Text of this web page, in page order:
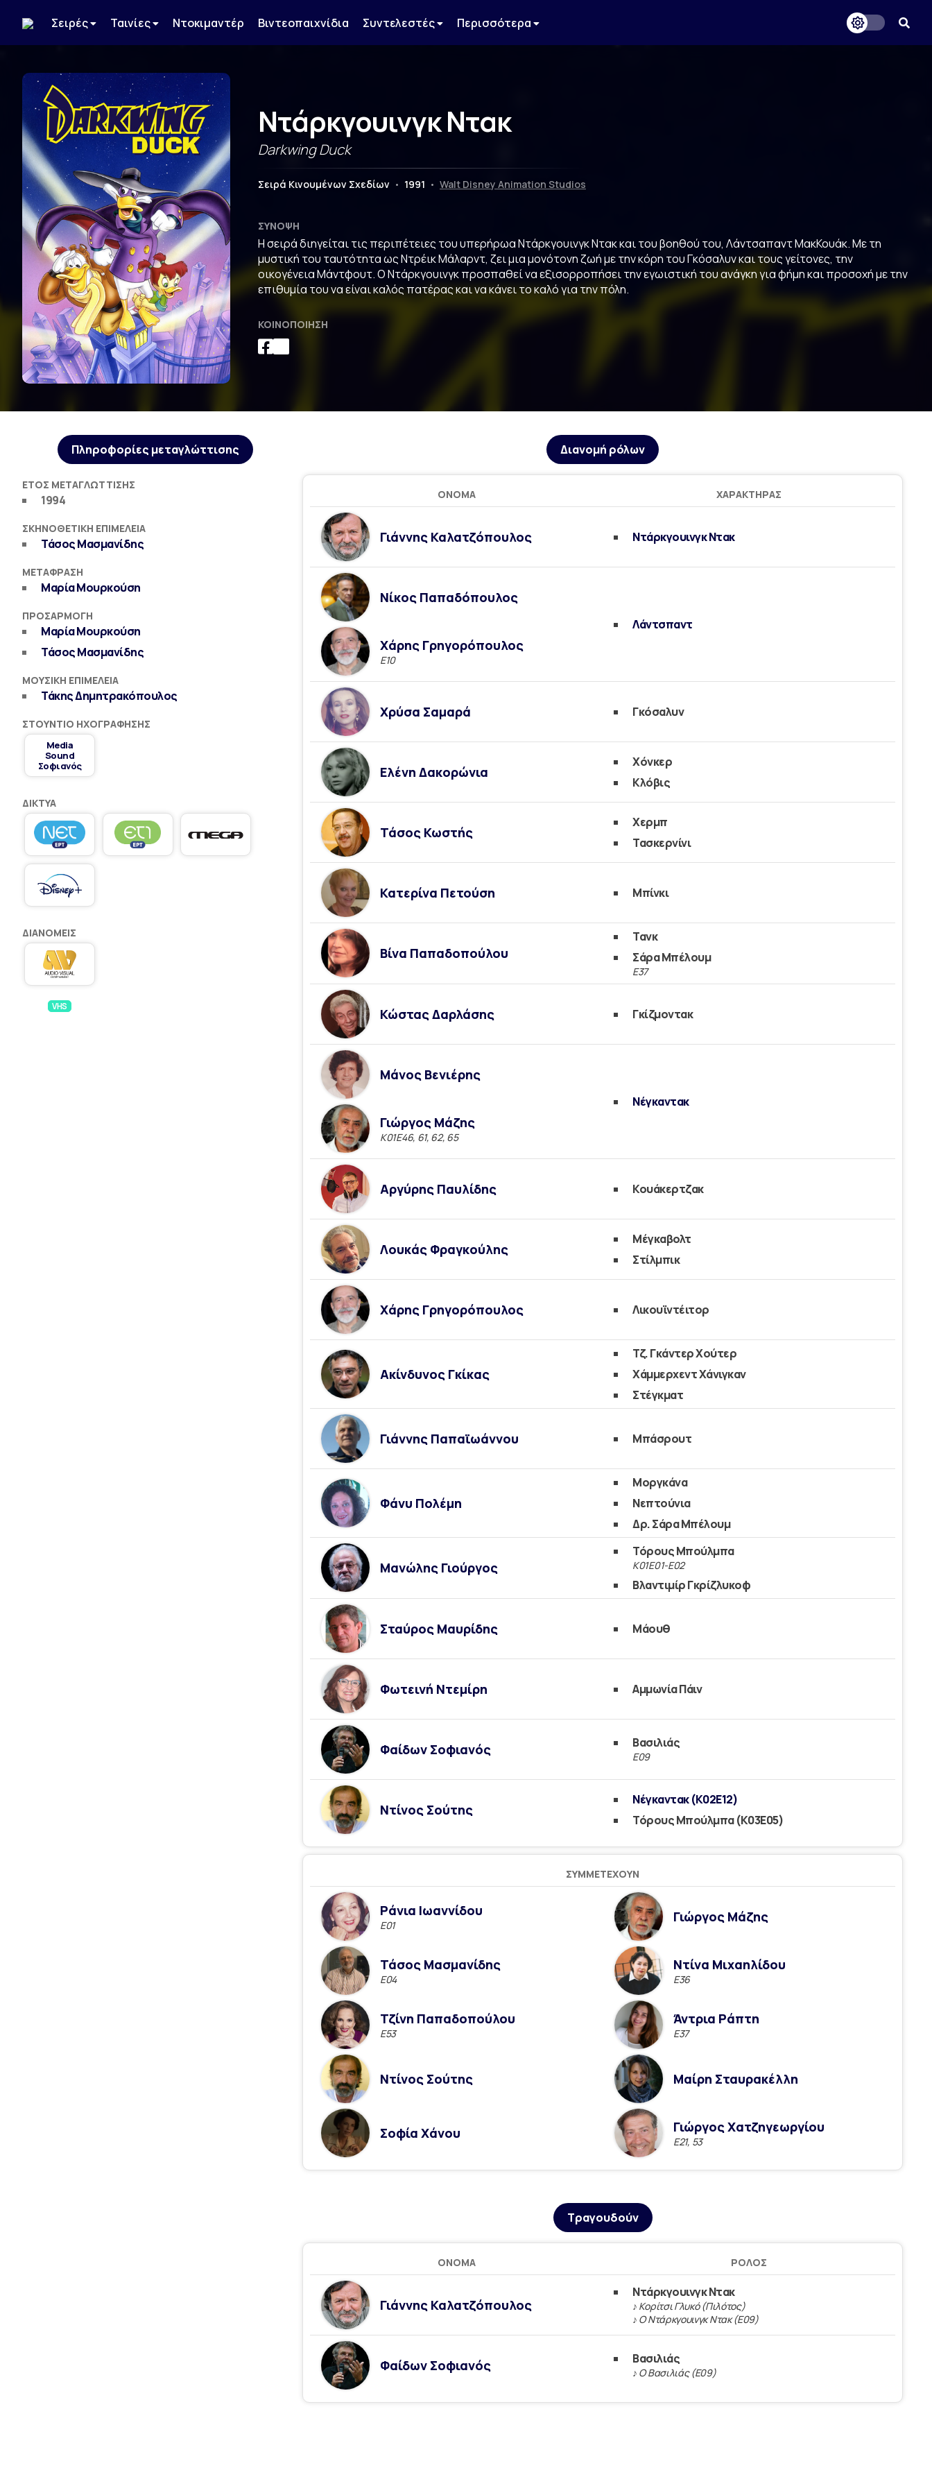
Σειρές Ταινίες Ντοκιμαντέρ Βιντεοπαιχνίδια Συντελεστές Περισσότερα
Ντάρκγουινγκ Ντακ
Darkwing Duck
Σειρά Κινουμένων Σχεδίων • 1991 • Walt Disney Animation Studios
ΣΎΝΟΨΗ
Η σειρά διηγείται τις περιπέτειες του υπερήρωα Ντάρκγουινγκ Ντακ και του βοηθού του, Λάντσαπαντ ΜακΚουάκ. Με τη
μυστική του ταυτότητα ως Ντρέικ Μάλαρντ, ζει μια μονότονη ζωή με την κόρη του Γκόσαλυν και τους γείτονες, την
οικογένεια Μάντφουτ. Ο Ντάρκγουινγκ προσπαθεί να εξισορροπήσει την εγωιστική του ανάγκη για φήμη και προσοχή με την
επιθυμία του να είναι καλός πατέρας και να κάνει το καλό για την πόλη.
ΚΟΙΝΟΠΟΊΗΣΗ
Πληροφορίες μεταγλώττισης
ΈΤΟΣ ΜΕΤΑΓΛΏΤΤΙΣΗΣ
1994
ΣΚΗΝΟΘΕΤΙΚΉ ΕΠΙΜΈΛΕΙΑ
Τάσος Μασμανίδης
ΜΕΤΆΦΡΑΣΗ
Μαρία Μουρκούση
ΠΡΟΣΑΡΜΟΓΉ
Μαρία Μουρκούση
Τάσος Μασμανίδης
ΜΟΥΣΙΚΉ ΕΠΙΜΈΛΕΙΑ
Τάκης Δημητρακόπουλος
ΣΤΟΎΝΤΙΟ ΗΧΟΓΡΆΦΗΣΗΣ
Media
Sound
Σοφιανός
ΔΊΚΤΥΑ
ΔΙΑΝΟΜΕΊΣ
VHS
Διανομή ρόλων
ΌΝΟΜΑ ΧΑΡΑΚΤΉΡΑΣ
Γιάννης Καλατζόπουλος Ντάρκγουινγκ Ντακ
Νίκος Παπαδόπουλος
Χάρης Γρηγορόπουλος
Ε10
Λάντσπαντ
Χρύσα Σαμαρά Γκόσαλυν
Ελένη Δακορώνια
Χόνκερ
Κλόβις
Τάσος Κωστής
Χερμπ
Τασκερνίνι
Κατερίνα Πετούση Μπίνκι
Βίνα Παπαδοπούλου
Τανκ
Σάρα Μπέλουμ
Ε37
Κώστας Δαρλάσης Γκίζμοντακ
Μάνος Βενιέρης
Γιώργος Μάζης
Κ01Ε46, 61, 62, 65
Νέγκαντακ
Αργύρης Παυλίδης Κουάκερτζακ
Λουκάς Φραγκούλης
Μέγκαβολτ
Στίλμπικ
Χάρης Γρηγορόπουλος Λικουϊντέιτορ
Ακίνδυνος Γκίκας
Τζ. Γκάντερ Χούτερ
Χάμμερχεντ Χάνιγκαν
Στέγκματ
Γιάννης Παπαϊωάννου Μπάσρουτ
Φάνυ Πολέμη
Μοργκάνα
Νεπτούνια
Δρ. Σάρα Μπέλουμ
Μανώλης Γιούργος
Τόρους Μπούλμπα
Κ01Ε01-Ε02
Βλαντιμίρ Γκρίζλυκοφ
Σταύρος Μαυρίδης Μάουθ
Φωτεινή Ντεμίρη Αμμωνία Πάιν
Φαίδων Σοφιανός Βασιλιάς
E09
Ντίνος Σούτης
Νέγκαντακ (Κ02Ε12)
Τόρους Μπούλμπα (Κ03Ε05)
ΣΥΜΜΕΤΈΧΟΥΝ
Ράνια Ιωαννίδου
Ε01
Τάσος Μασμανίδης
E04
Τζίνη Παπαδοπούλου
Ε53
Ντίνος Σούτης
Σοφία Χάνου
Γιώργος Μάζης
Ντίνα Μιχαηλίδου
Ε36
Άντρια Ράπτη
E37
Μαίρη Σταυρακέλλη
Γιώργος Χατζηγεωργίου
E21, 53
Τραγουδούν
ΌΝΟΜΑ ΡΌΛΟΣ
Γιάννης Καλατζόπουλος
Ντάρκγουινγκ Ντακ
♪ Κορίτσι Γλυκό (Πιλότος)
♪ Ο Ντάρκγουινγκ Ντακ (Ε09)
Φαίδων Σοφιανός Βασιλιάς
♪ Ο Βασιλιάς (Ε09)